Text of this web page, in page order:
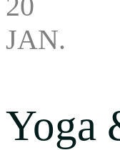
20
JAN.
Yoga